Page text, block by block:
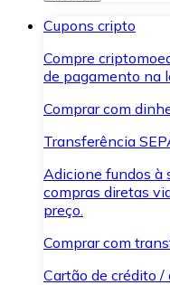
Cupons cripto
Compre
de pagamento na
Comprar com
Transferência
Adicione fundos à
compras diretas
preço.
Comprar com
Cartão de crédito /